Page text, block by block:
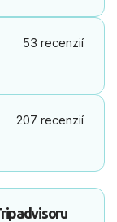
53 recenzií
207 recenzií